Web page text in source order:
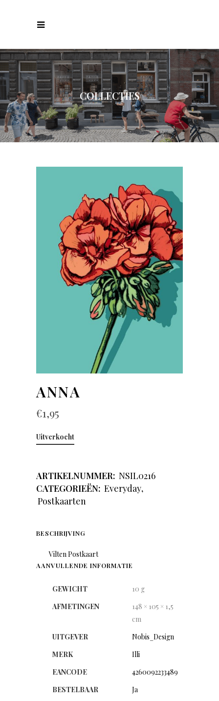
COLLECTIES
ANNA
€1,95
Uitverkocht
ARTIKELNUMMER: NSIL0216
CATEGORIEËN: Everyday,
Postkaarten
BESCHRIJVING
Vilten Postkaart
AANVULLENDE INFORMATIE
GEWICHT
10 g
AFMETINGEN
148 × 105 × 1,5
cm
UITGEVER
Nobis_Design
MERK
Illi
EANCODE
4260092233489
BESTELBAAR
Ja